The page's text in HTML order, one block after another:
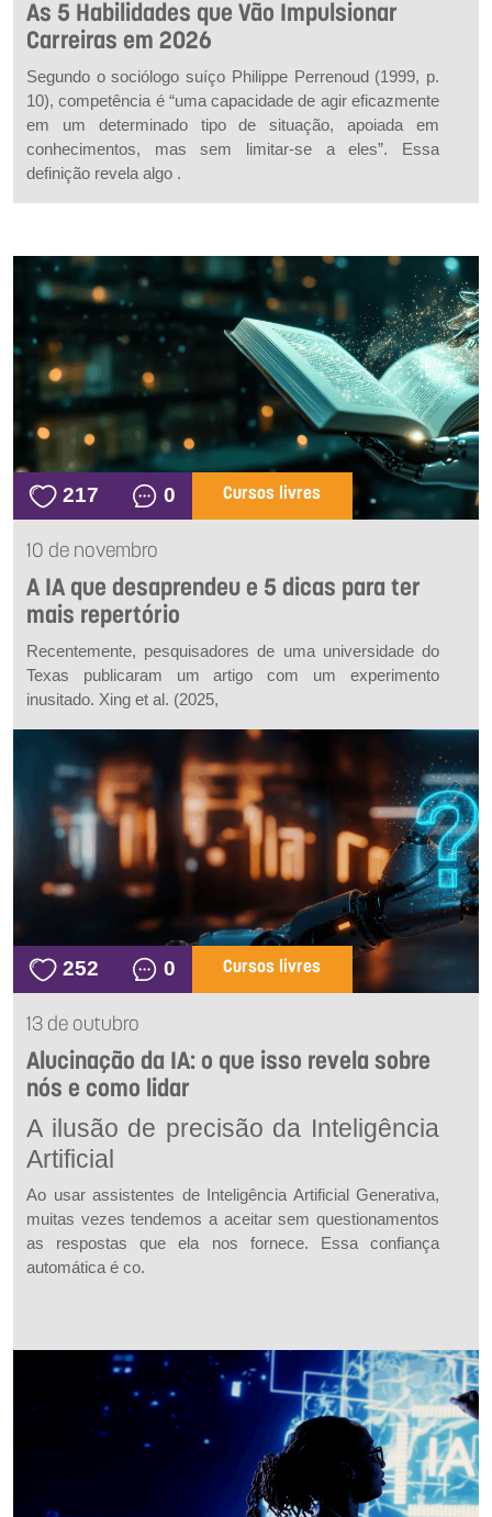
As 5 Habilidades que Vão Impulsionar
Carreiras em 2026
Segundo o sociólogo suíço Philippe Perrenoud (1999, p.
10), competência é “uma capacidade de agir eficazmente
em um determinado tipo de situação, apoiada em
conhecimentos, mas sem limitar-se a eles”. Essa
definição revela algo .
217 0 Cursos livres
10 de novembro
A IA que desaprendeu e 5 dicas para ter
mais repertório
Recentemente, pesquisadores de uma universidade do
Texas publicaram um artigo com um experimento
inusitado. Xing et al. (2025,
252 0 Cursos livres
13 de outubro
Alucinação da IA: o que isso revela sobre
nós e como lidar
A ilusão de precisão da Inteligência
Artificial
Ao usar assistentes de Inteligência Artificial Generativa,
muitas vezes tendemos a aceitar sem questionamentos
as respostas que ela nos fornece. Essa confiança
automática é co.